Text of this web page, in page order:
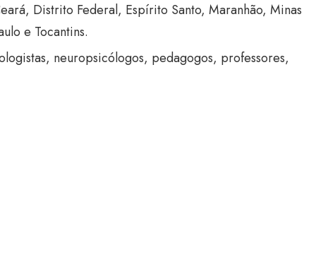
Distrito Federal, Espírito Santo, Maranhão, Minas
e Tocantins.
neuropsicólogos, pedagogos, professores,